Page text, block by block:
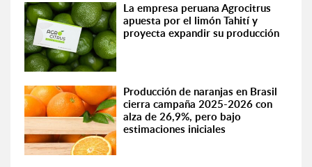
La empresa peruana Agrocitrus
apuesta por el limón Tahití y
proyecta expandir su producción
Producción de naranjas en Brasil
cierra campaña 2025-2026 con
alza de 26,9%, pero bajo
estimaciones iniciales